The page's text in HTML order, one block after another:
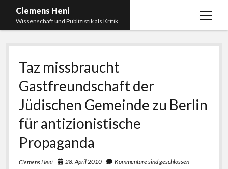
Clemens Heni
Wissenschaft und Publizistik als Kritik
Menü
Blog
Kontakt
Bücher Menü
öffnen
2025: Was bedeutet: Aufarbeitung der Corona-
Politik?
und Corona
2021: Die unheilbar Gesunden. Ein intellektuelles
Curriculum Vitae
Edition Critic
BICSA
Datenschutz
Taz missbraucht
Gastfreundschaft der
Jüdischen Gemeinde zu Berlin
für antizionistische
Propaganda
Clemens Heni 28. April 2010 Kommentare sind geschlossen